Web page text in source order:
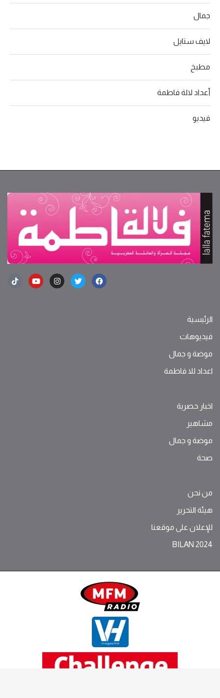
جمال
لايف ستايل
مطبخ
أعداد لالة فاطمة
فيديو
الرئيسية
فيديوهات
موضة ‫و‬ ‫‬‫جمال‬
اعداد للا فاطمة
اخبار حصرية
مشاهير
موضة ‫و‬ ‫‬‫جمال‬
صحة
من نحن
هيئة التحرير
للإعلان على موقعنا
BILAN 2024